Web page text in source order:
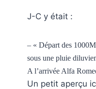
J-C y était :
– « Départ des
sous une pluie
A l’arrivée Alfa
Un petit aperçu